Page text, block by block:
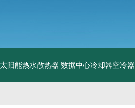
太阳能热水散热器 数据中心冷却器空冷器